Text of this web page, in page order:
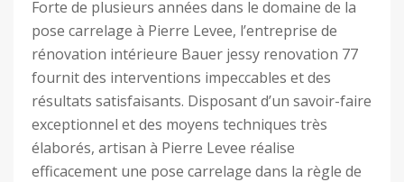
Forte de plusieurs années dans le domaine de la
pose carrelage à Pierre Levee, l’entreprise de
rénovation intérieure Bauer jessy renovation 77
fournit des interventions impeccables et des
résultats satisfaisants. Disposant d’un savoir-faire
exceptionnel et des moyens techniques très
élaborés, artisan à Pierre Levee réalise
efficacement une pose carrelage dans la règle de